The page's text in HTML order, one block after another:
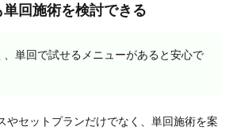
回施術を検討できる
、単回で試せるメニューがあると安心で
やセットプランだけでなく、単回施術を案